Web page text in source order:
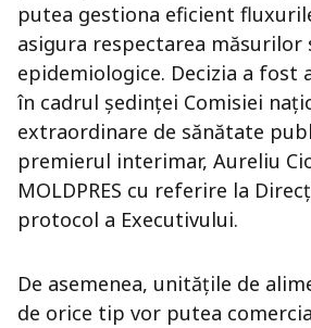
putea gestiona eficient
asigura respectarea măsurilor
epidemiologice. Decizia a fost
în cadrul ședinței Comisiei
extraordinare de sănătate
premierul interimar, Aureliu
MOLDPRES cu referire la
protocol a Executivului.
De asemenea, unitățile de
de orice tip vor putea